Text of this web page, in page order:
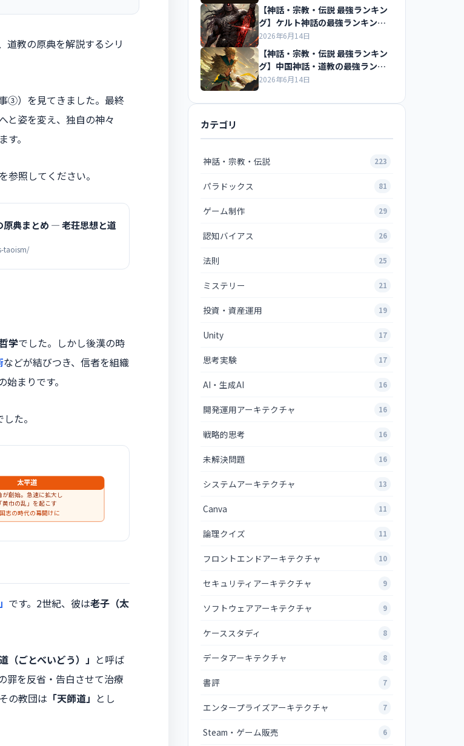
道教の原典を解説するシリ
③）を見てきました。最終
へと姿を変え、独自の神々
。
照してください。
原典まとめ ― 老荘思想と道
taoism/
学でした。しかし後漢の時
などが結びつき、信者を組織
まりです。
た。
太平道
が創始。急速に拡大し
「黄巾の乱」を起こす
志の時代の幕開けに
です。2世紀、彼は老子（太
（ごとべいどう）」 と呼ば
罪を反省・告白させて治療
の教団は 「天師道」 とし
【神話・宗教・伝説 最強ランキン
グ】ケルト神話の最強ランキング
の紹介
2026年6月14日
【神話・宗教・伝説 最強ランキン
グ】中国神話・道教の最強ランキ
ングの紹介
2026年6月14日
カテゴリ
神話・宗教・伝説 223
パラドックス 81
ゲーム制作 29
認知バイアス 26
法則 25
ミステリー 21
投資・資産運用 19
Unity 17
思考実験 17
AI・生成AI 16
開発運用アーキテクチャ 16
戦略的思考 16
未解決問題 16
システムアーキテクチャ 13
Canva 11
論理クイズ 11
フロントエンドアーキテクチャ 10
セキュリティアーキテクチャ 9
ソフトウェアアーキテクチャ 9
ケーススタディ 8
データアーキテクチャ 8
書評 7
エンタープライズアーキテクチャ 7
Steam・ゲーム販売 6